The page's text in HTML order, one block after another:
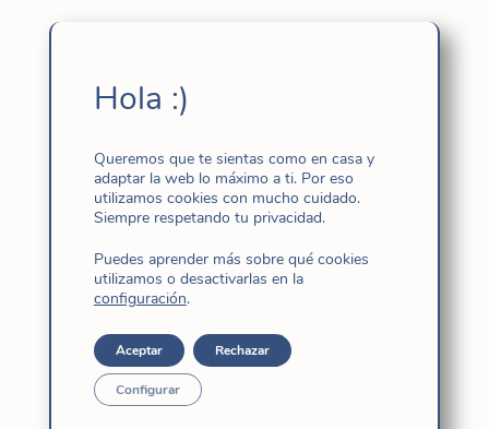
“El 24 de septiembre de 1903, día memorable
para las Hijas de Jesús, pues hicieron la
profesión perpetua por primera vez cuarenta y
dos religiosas en compañía de la Madre
Cándida…”
Nuestra Congregación te invita a rezar juntas
este día pasando por el corazón a las primeras
Hijas de Jesús, nuestro carisma y las llamadas
que hoy recibimos en cualquier parte del
mundo.Pincha aquí
Hola :)
Queremos que te sientas como en casa y
adaptar la web lo máximo a ti. Por eso
utilizamos cookies con mucho cuidado.
Siempre respetando tu privacidad.
Puedes aprender más sobre qué cookies
utilizamos o desactivarlas en la
configuración.
Aceptar Rechazar
Configurar